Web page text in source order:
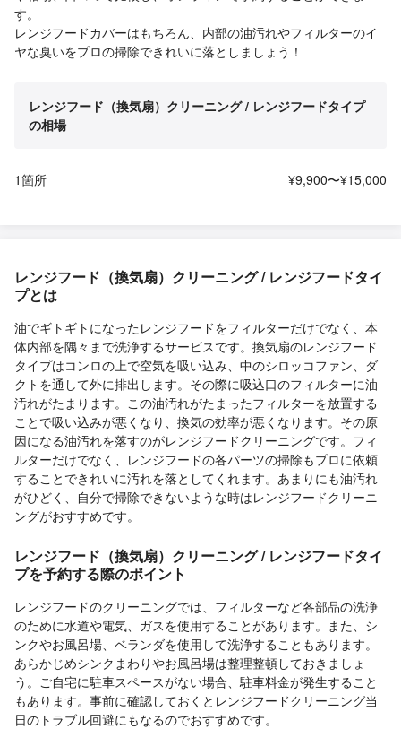
す。
レンジフードカバーはもちろん、内部の油汚れやフィルターのイ
ヤな臭いをプロの掃除できれいに落としましょう！
レンジフード（換気扇）クリーニング / レンジフードタイプ
の相場
1箇所 ¥9,900〜¥15,000
レンジフード（換気扇）クリーニング / レンジフードタイ
プとは
油でギトギトになったレンジフードをフィルターだけでなく、本
体内部を隅々まで洗浄するサービスです。換気扇のレンジフード
タイプはコンロの上で空気を吸い込み、中のシロッコファン、ダ
クトを通して外に排出します。その際に吸込口のフィルターに油
汚れがたまります。この油汚れがたまったフィルターを放置する
ことで吸い込みが悪くなり、換気の効率が悪くなります。その原
因になる油汚れを落すのがレンジフードクリーニングです。フィ
ルターだけでなく、レンジフードの各パーツの掃除もプロに依頼
することできれいに汚れを落としてくれます。あまりにも油汚れ
がひどく、自分で掃除できないような時はレンジフードクリーニ
ングがおすすめです。
レンジフード（換気扇）クリーニング / レンジフードタイ
プを予約する際のポイント
レンジフードのクリーニングでは、フィルターなど各部品の洗浄
のために水道や電気、ガスを使用することがあります。また、シ
ンクやお風呂場、ベランダを使用して洗浄することもあります。
あらかじめシンクまわりやお風呂場は整理整頓しておきましょ
う。ご自宅に駐車スペースがない場合、駐車料金が発生すること
もあります。事前に確認しておくとレンジフードクリーニング当
日のトラブル回避にもなるのでおすすめです。